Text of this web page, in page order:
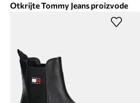
Otkrijte Tommy Jeans proizvode